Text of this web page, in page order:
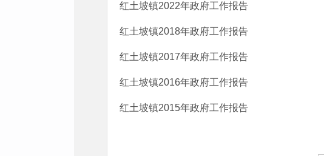
红土坡镇2022年政府工作报告
红土坡镇2018年政府工作报告
红土坡镇2017年政府工作报告
红土坡镇2016年政府工作报告
红土坡镇2015年政府工作报告